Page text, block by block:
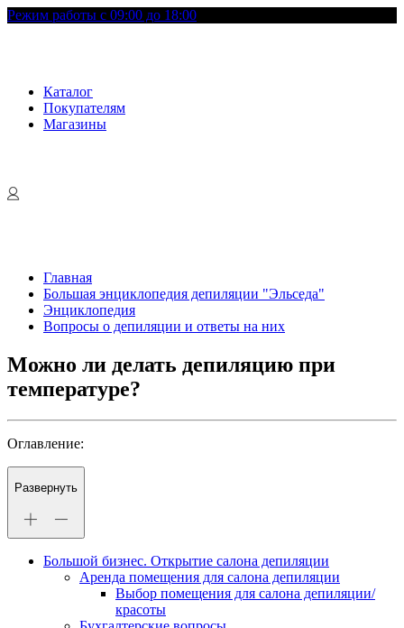
Режим работы с 09:00 до 18:00
Каталог
Покупателям
Магазины
Главная
Большая энциклопедия депиляции "Эльседа"
Энциклопедия
Вопросы о депиляции и ответы на них
Можно ли делать депиляцию при
температуре?
Оглавление:
Развернуть
Большой бизнес. Открытие салона депиляции
Аренда помещения для салона депиляции
Выбор помещения для салона депиляции/
красоты